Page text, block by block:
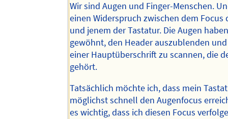
Wir sind Augen und Finger-Menschen.
einen Widerspruch zwischen dem Focus
und jenem der Tastatur. Die Augen
gewöhnt, den Header auszublenden
einer Hauptüberschrift zu scannen, die
gehört.
Tatsächlich möchte ich, dass mein
möglichst schnell den Augenfocus
es wichtig, dass ich diesen Focus